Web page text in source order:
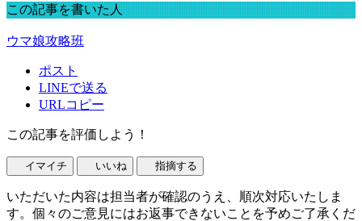
この記事を書いた人
ウマ娘攻略班
ポスト
LINEで送る
URLコピー
この記事を評価しよう！
イマイチ いいね 指摘する
いただいた内容は担当者が確認のうえ、順次対応いたしま
す。個々のご意見にはお返事できないことを予めご了承くだ